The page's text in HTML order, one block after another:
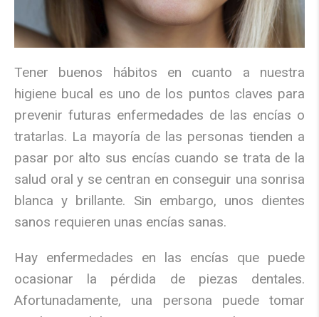
Tener buenos hábitos en cuanto a nuestra
higiene bucal es uno de los puntos claves para
prevenir futuras enfermedades de las encías o
tratarlas. La mayoría de las personas tienden a
pasar por alto sus encías cuando se trata de la
salud oral y se centran en conseguir una sonrisa
blanca y brillante. Sin embargo, unos dientes
sanos requieren unas encías sanas.
Hay enfermedades en las encías que puede
ocasionar la pérdida de piezas dentales.
Afortunadamente, una persona puede tomar